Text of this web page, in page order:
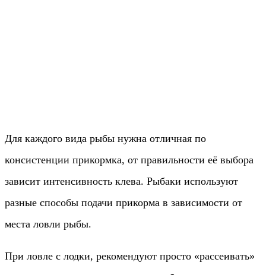
Для каждого вида рыбы нужна отличная по
консистенции прикормка, от правильности её выбора
зависит интенсивность клева. Рыбаки используют
разные способы подачи прикорма в зависимости от
места ловли рыбы.
При ловле с лодки, рекомендуют просто «рассеивать»